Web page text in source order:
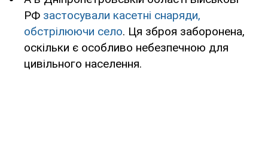
РФ застосували касетні снаряди,
обстрілюючи село. Ця зброя заборонена,
оскільки є особливо небезпечною для
цивільного населення.